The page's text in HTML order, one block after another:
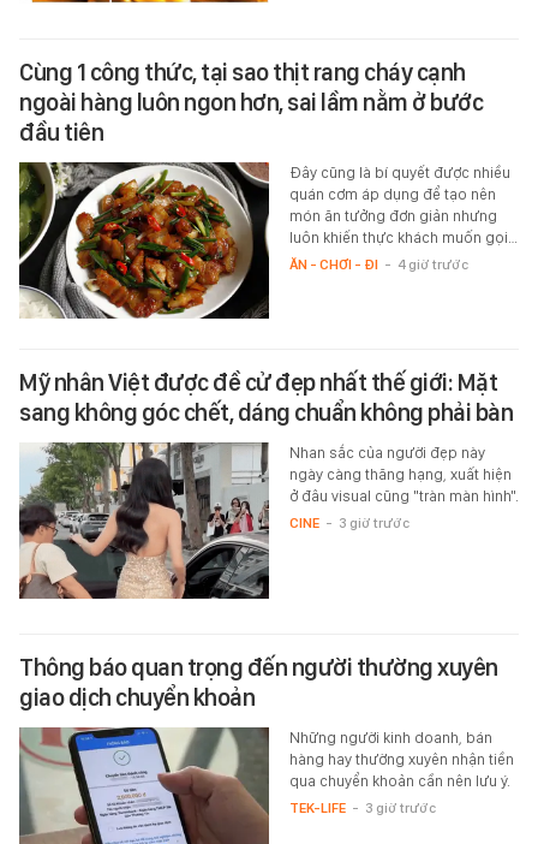
Cùng 1 công thức, tại sao thịt rang cháy cạnh
ngoài hàng luôn ngon hơn, sai lầm nằm ở bước
đầu tiên
Đây cũng là bí quyết được nhiều
quán cơm áp dụng để tạo nên
món ăn tưởng đơn giản nhưng
luôn khiến thực khách muốn gọi…
ĂN - CHƠI - ĐI - 4 giờ trước
Mỹ nhân Việt được đề cử đẹp nhất thế giới: Mặt
sang không góc chết, dáng chuẩn không phải bàn
Nhan sắc của người đẹp này
ngày càng thăng hạng, xuất hiện
ở đâu visual cũng "tràn màn hình".
CINE - 3 giờ trước
Thông báo quan trọng đến người thường xuyên
giao dịch chuyển khoản
Những người kinh doanh, bán
hàng hay thường xuyên nhận tiền
qua chuyển khoản cần nên lưu ý.
TEK-LIFE - 3 giờ trước